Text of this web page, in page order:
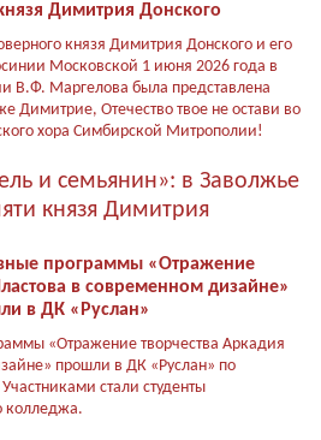
Димитрия Донского
князя Димитрия Донского и его
Московской 1 июня 2026 года в
В.Ф. Маргелова была представлена
Димитрие, Отечество твое не остави во
хора Симбирской Митрополии!
программы «Отражение
в современном дизайне»
в ДК «Руслан»
«Отражение творчества Аркадия
прошли в ДК «Руслан» по
стали студенты
колледжа.